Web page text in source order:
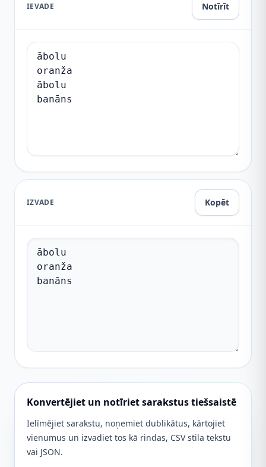
IEVADE Notīrīt
IZVADE Kopēt
Konvertējiet un notīriet sarakstus tiešsaistē
Ielīmējiet sarakstu, noņemiet dublikātus, kārtojiet
vienumus un izvadiet tos kā rindas, CSV stila tekstu
vai JSON.